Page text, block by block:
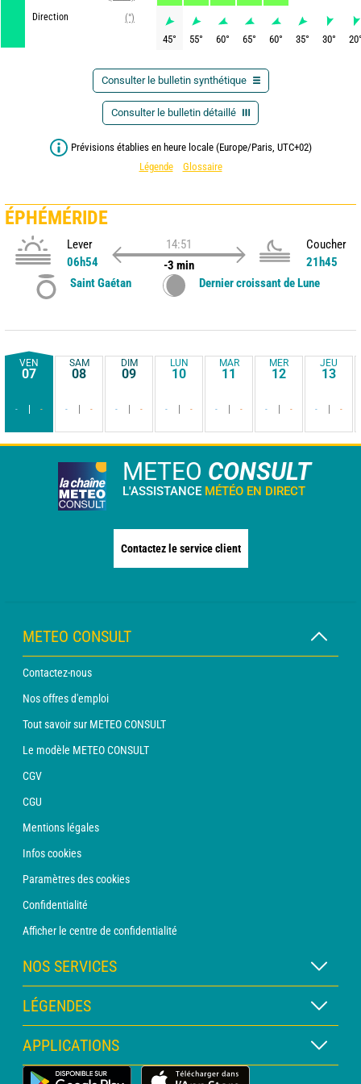
Direction
(°)
45° 55° 60° 65° 60° 35° 30° 20
Consulter le bulletin synthétique
Consulter le bulletin détaillé
Prévisions établies en heure locale (Europe/Paris, UTC+02)
Légende
Glossaire
ÉPHÉMÉRIDE
Lever
06h54
14:51
-3 min
Coucher
21h45
Saint Gaétan
Dernier croissant de Lune
VEN
07
- -
SAM
08
- -
DIM
09
- -
LUN
10
- -
MAR
11
- -
MER
12
- -
JEU
13
- -
METEO CONSULT
L'ASSISTANCE MÉTÉO EN DIRECT
Contactez le service client
METEO CONSULT
Contactez-nous
Nos offres d'emploi
Tout savoir sur METEO CONSULT
Le modèle METEO CONSULT
CGV
CGU
Mentions légales
Infos cookies
Paramètres des cookies
Confidentialité
Afficher le centre de confidentialité
NOS SERVICES
Abonnement METEO Xpert
Abonnement METEO PRO
Consultation avec un prévisionniste
Bulletin PRO
LÉGENDES
Légende des cartes
Légende des pictogrammes
APPLICATIONS